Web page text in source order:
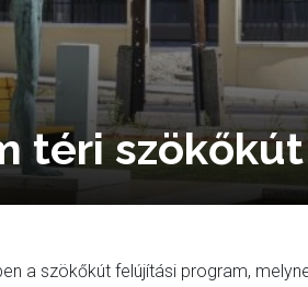
téri
a szökőkút felújítási program,